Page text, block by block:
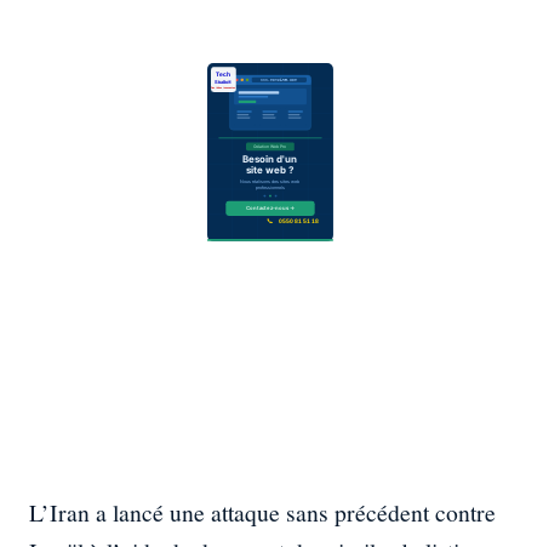
L’Iran a lancé une attaque sans précédent contre